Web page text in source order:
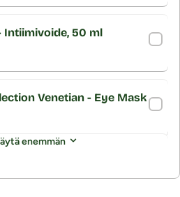
Intiimivoide, 50 ml
Venetian - Eye Mask
enemmän